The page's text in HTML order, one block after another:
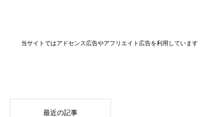
当サイトではアドセンス広告やアフリエイト広告を利用しています
最近の記事